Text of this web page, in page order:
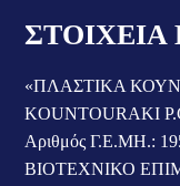
ΣΤΟΙΧΕΙΑ
«ΠΛΑΣΤΙΚΑ
KOUNTOURAKI
Αριθμός Γ.Ε.ΜΗ.:
ΒΙΟΤΕΧΝΙΚΟ